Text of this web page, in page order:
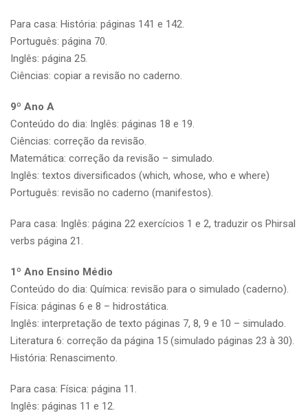
Para casa: História: páginas 141 e 142.
Português: página 70.
Inglês: página 25.
Ciências: copiar a revisão no caderno.
9º Ano A
Conteúdo do dia: Inglês: páginas 18 e 19.
Ciências: correção da revisão.
Matemática: correção da revisão – simulado.
Inglês: textos diversificados (which, whose, who e where)
Português: revisão no caderno (manifestos).
Para casa: Inglês: página 22 exercícios 1 e 2, traduzir os Phirsal
verbs página 21.
1º Ano Ensino Médio
Conteúdo do dia: Química: revisão para o simulado (caderno).
Física: páginas 6 e 8 – hidrostática.
Inglês: interpretação de texto páginas 7, 8, 9 e 10 – simulado.
Literatura 6: correção da página 15 (simulado páginas 23 à 30).
História: Renascimento.
Para casa: Física: página 11.
Inglês: páginas 11 e 12.